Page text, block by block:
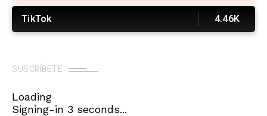
TikTok 4.46K
SUSCRÍBETE
Loading
Signing-in 3 seconds...